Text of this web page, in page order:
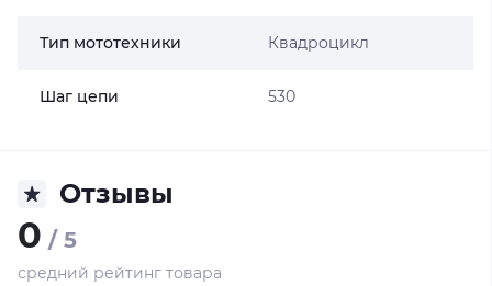
Тип мототехники Квадроцикл
Шаг цепи 530
Отзывы
0 / 5
средний рейтинг товара